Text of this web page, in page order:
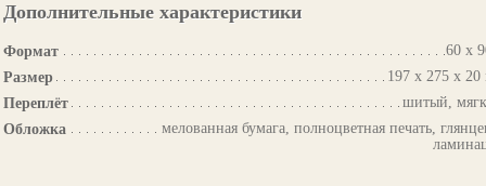
Дополнительные характеристики
Формат
60 х
Размер
197 х 275 х
Переплёт
шитый,
Обложка
мелованная бумага, полноцветная печать,